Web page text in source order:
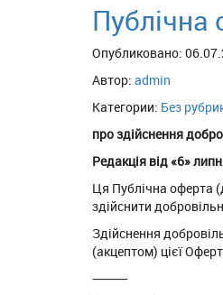
Публічна
Опубликовано:
Автор: admin
Категории: Без
про здійснення
Редакція від «6»
Ця Публічна оферта
здійснити
Здійснення
(акцептом) цієї
⸻